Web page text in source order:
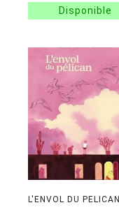
L'ENVOL DU PELICAN